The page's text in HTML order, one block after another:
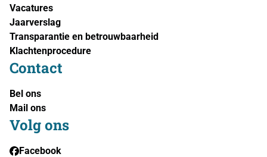
Vacatures
Jaarverslag
Transparantie en betrouwbaarheid
Klachtenprocedure
Contact
Bel ons
Mail ons
Volg ons
Facebook